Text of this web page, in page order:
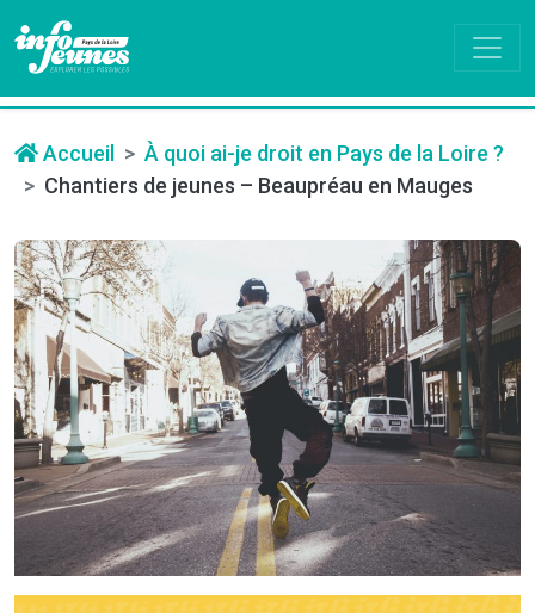
Accueil
À quoi ai-je droit en Pays de la Loire ?
Chantiers de jeunes – Beaupréau en Mauges